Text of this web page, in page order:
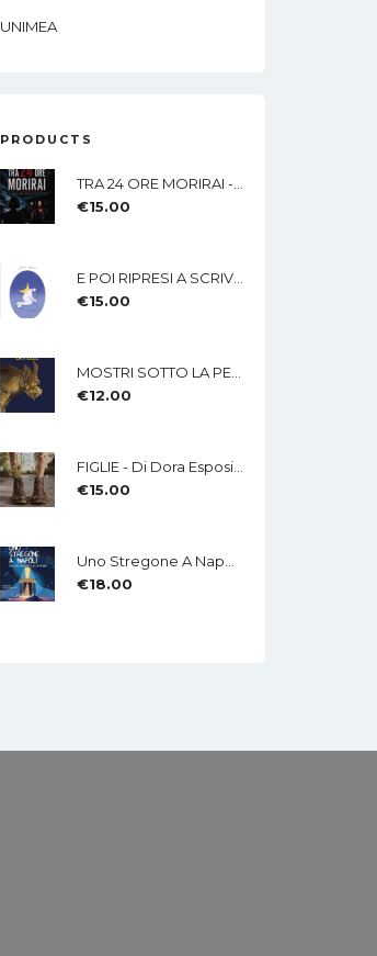
UNIMEA
PRODUCTS
TRA 24 ORE MORIRAI - Di Lisa Imparato - Edizioni MEA
€15.00
E POI RIPRESI A SCRIVERE Di Nicola Mucci - Edizioni MEA
€15.00
MOSTRI SOTTO LA PELLE Di Rossana Lamberti - Edizioni MEA
€12.00
FIGLIE - Di Dora Esposito - Edizioni MEA
€15.00
€18.00